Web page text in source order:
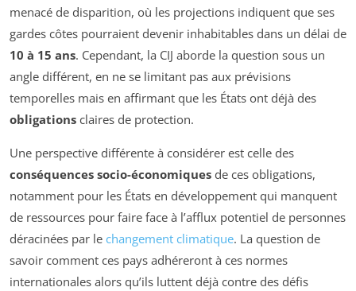
menacé de disparition, où les projections indiquent que ses
gardes côtes pourraient devenir inhabitables dans un délai de
10 à 15 ans. Cependant, la CIJ aborde la question sous un
angle différent, en ne se limitant pas aux prévisions
temporelles mais en affirmant que les États ont déjà des
obligations claires de protection.
Une perspective différente à considérer est celle des
conséquences socio-économiques de ces obligations,
notamment pour les États en développement qui manquent
de ressources pour faire face à l’afflux potentiel de personnes
déracinées par le changement climatique. La question de
savoir comment ces pays adhéreront à ces normes
internationales alors qu’ils luttent déjà contre des défis